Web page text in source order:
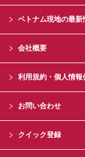
ベトナム現地の最新
会社概要
利用規約・個人情報
お問い合わせ
クイック登録